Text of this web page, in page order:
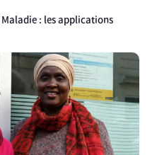
Maladie : les applications